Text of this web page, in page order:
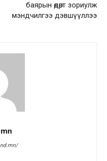
баярын өдөрт зориулж
мэндчилгээ дэвшүүллээ